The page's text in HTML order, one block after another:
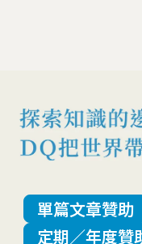
單篇文章贊助
定期／年度贊